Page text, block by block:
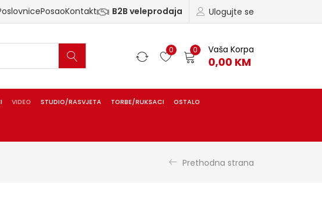
Ulogujte se
PosaoKontakt B2B veleprodaja
0 0 Vaša Korpa
0,00 KM
VIDEO STUDIO/RASVJETA TORBE/RUKSACI OSTALO
Prethodna strana